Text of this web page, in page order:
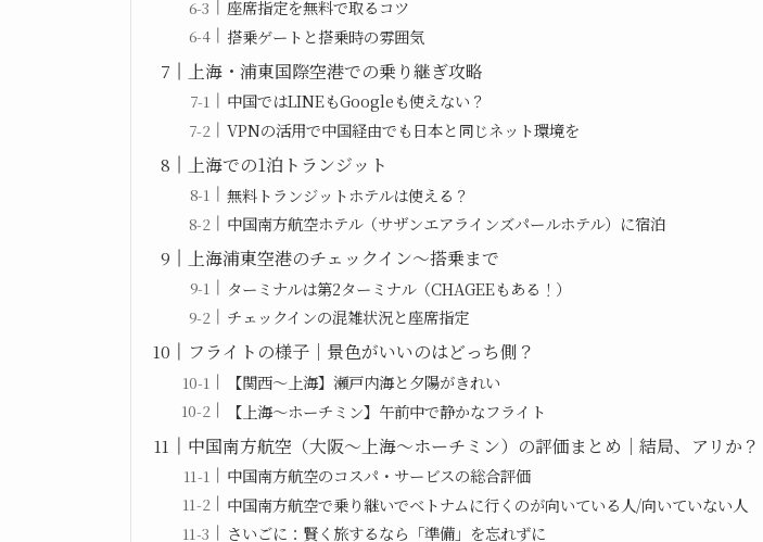
座席指定を無料で取るコツ
搭乗ゲートと搭乗時の雰囲気
上海・浦東国際空港での乗り継ぎ攻略
中国ではLINEもGoogleも使えない？
VPNの活用で中国経由でも日本と同じネット環境を
上海での1泊トランジット
無料トランジットホテルは使える？
中国南方航空ホテル（サザンエアラインズパールホテル）に宿泊
上海浦東空港のチェックイン～搭乗まで
ターミナルは第2ターミナル（CHAGEEもある！）
チェックインの混雑状況と座席指定
フライトの様子｜景色がいいのはどっち側？
【関西～上海】瀬戸内海と夕陽がきれい
【上海～ホーチミン】午前中で静かなフライト
中国南方航空（大阪〜上海〜ホーチミン）の評価まとめ｜結局、アリか？
中国南方航空のコスパ・サービスの総合評価
中国南方航空で乗り継いでベトナムに行くのが向いている人/向いていない人
さいごに：賢く旅するなら「準備」を忘れずに